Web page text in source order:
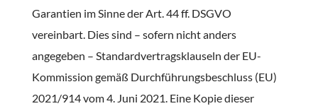
Garantien im Sinne der Art. 44 ff. DSGVO
vereinbart. Dies sind – sofern nicht anders
angegeben – Standardvertragsklauseln der EU-
Kommission gemäß Durchführungsbeschluss (EU)
2021/914 vom 4. Juni 2021. Eine Kopie dieser